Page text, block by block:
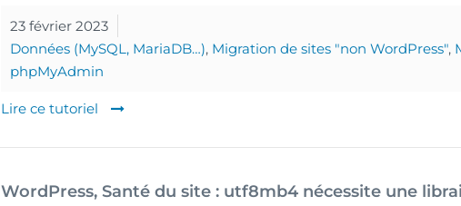
23 février 2023
Données (MySQL, MariaDB…), Migration de sites "non WordPress",
phpMyAdmin
Lire ce tutoriel
WordPress, Santé du site : utf8mb4 nécessite une